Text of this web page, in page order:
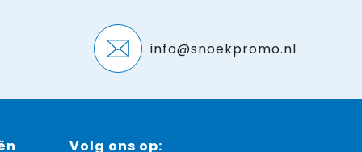
info@snoekpromo.nl
Volg ons op: